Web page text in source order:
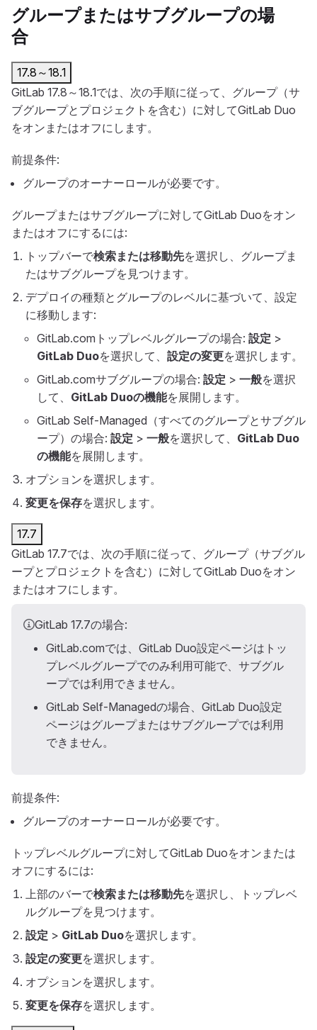
グループまたはサブグループの場
合
17.8～18.1
GitLab 17.8～18.1では、次の手順に従って、グループ（サ
ブグループとプロジェクトを含む）に対してGitLab Duo
をオンまたはオフにします。
前提条件:
グループのオーナーロールが必要です。
グループまたはサブグループに対してGitLab Duoをオン
またはオフにするには:
トップバーで検索または移動先を選択し、グループま
たはサブグループを見つけます。
デプロイの種類とグループのレベルに基づいて、設定
に移動します:
GitLab.comトップレベルグループの場合: 設定 >
GitLab Duoを選択して、 設定の変更を選択します。
GitLab.comサブグループの場合: 設定 > 一般を選択
して、 GitLab Duoの機能を展開します。
GitLab Self-Managed（すべてのグループとサブグル
ープ）の場合: 設定 > 一般を選択して、 GitLab Duo
の機能を展開します。
オプションを選択します。
変更を保存を選択します。
17.7
GitLab 17.7では、次の手順に従って、グループ（サブグル
ープとプロジェクトを含む）に対してGitLab Duoをオン
またはオフにします。
GitLab 17.7の場合:
GitLab.comでは、GitLab Duo設定ページはトッ
プレベルグループでのみ利用可能で、サブグル
ープでは利用できません。
GitLab Self-Managedの場合、GitLab Duo設定
ページはグループまたはサブグループでは利用
できません。
前提条件:
グループのオーナーロールが必要です。
トップレベルグループに対してGitLab Duoをオンまたは
オフにするには:
上部のバーで検索または移動先を選択し、トップレベ
ルグループを見つけます。
設定 > GitLab Duoを選択します。
設定の変更を選択します。
オプションを選択します。
変更を保存を選択します。